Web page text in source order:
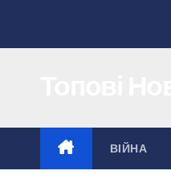
ВІЙНА